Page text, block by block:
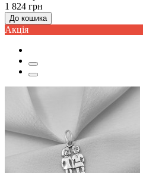
1 824 грн
До кошика
Акцiя